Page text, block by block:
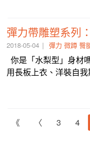
彈力帶雕塑系列
2018-05-04 彈力 微蹲 臀
你是「水梨型」身材
用長板上衣、洋裝自
《 〈 3 4